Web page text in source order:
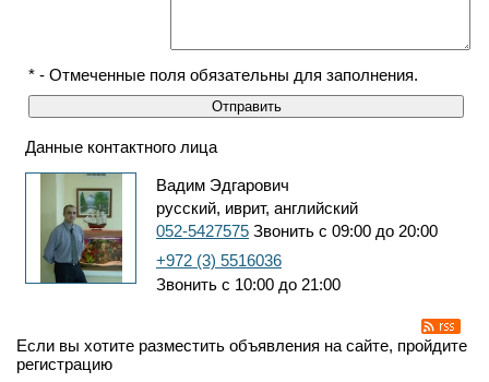
* - Отмеченные поля обязательны для заполнения.
Данные контактного лица
Вадим Эдгарович
русский, иврит, английский
052-5427575 Звонить с 09:00 до 20:00
+972 (3) 5516036
Звонить с 10:00 до 21:00
Если вы хотите разместить объявления на сайте, пройдите
регистрацию